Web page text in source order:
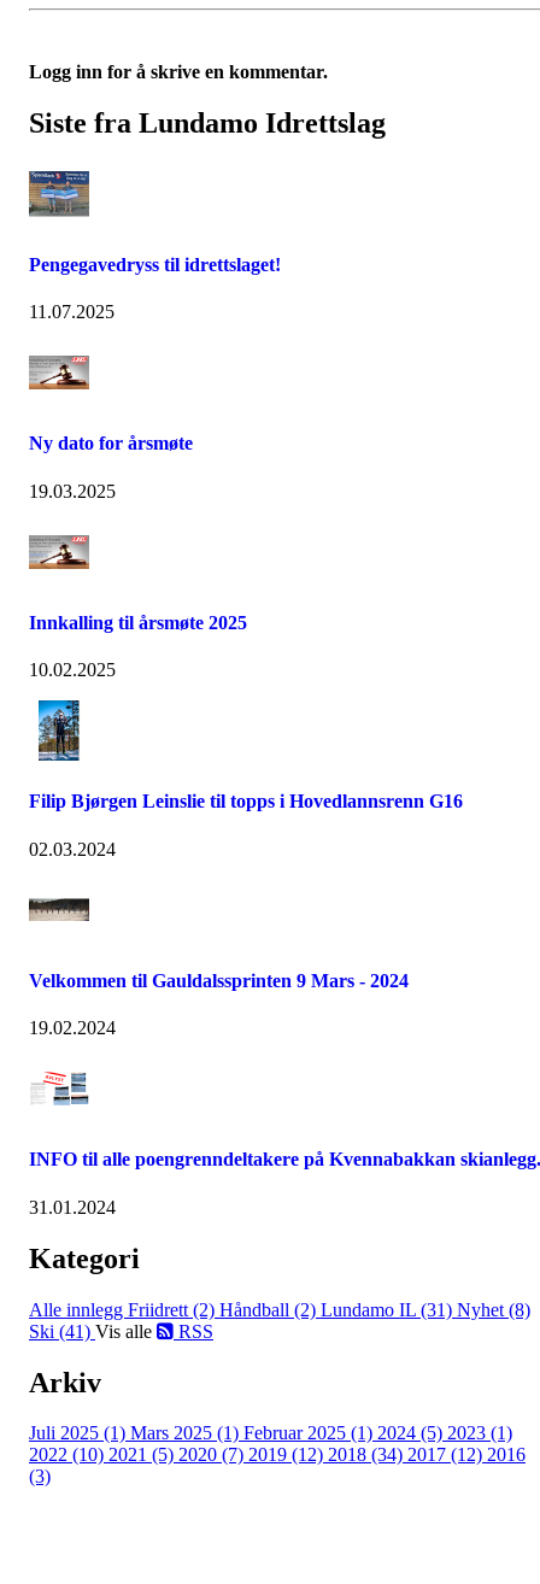
Logg inn for å skrive en kommentar.
Siste fra Lundamo Idrettslag
Pengegavedryss til idrettslaget!
11.07.2025
Ny dato for årsmøte
19.03.2025
Innkalling til årsmøte 2025
10.02.2025
Filip Bjørgen Leinslie til topps i Hovedlannsrenn G16
02.03.2024
Velkommen til Gauldalssprinten 9 Mars - 2024
19.02.2024
INFO til alle poengrenndeltakere på Kvennabakkan skianlegg.
31.01.2024
Kategori
Alle innlegg Friidrett (2) Håndball (2) Lundamo IL (31) Nyhet (8)
Ski (41) Vis alle RSS
Arkiv
Juli 2025 (1) Mars 2025 (1) Februar 2025 (1) 2024 (5) 2023 (1)
2022 (10) 2021 (5) 2020 (7) 2019 (12) 2018 (34) 2017 (12) 2016
(3)